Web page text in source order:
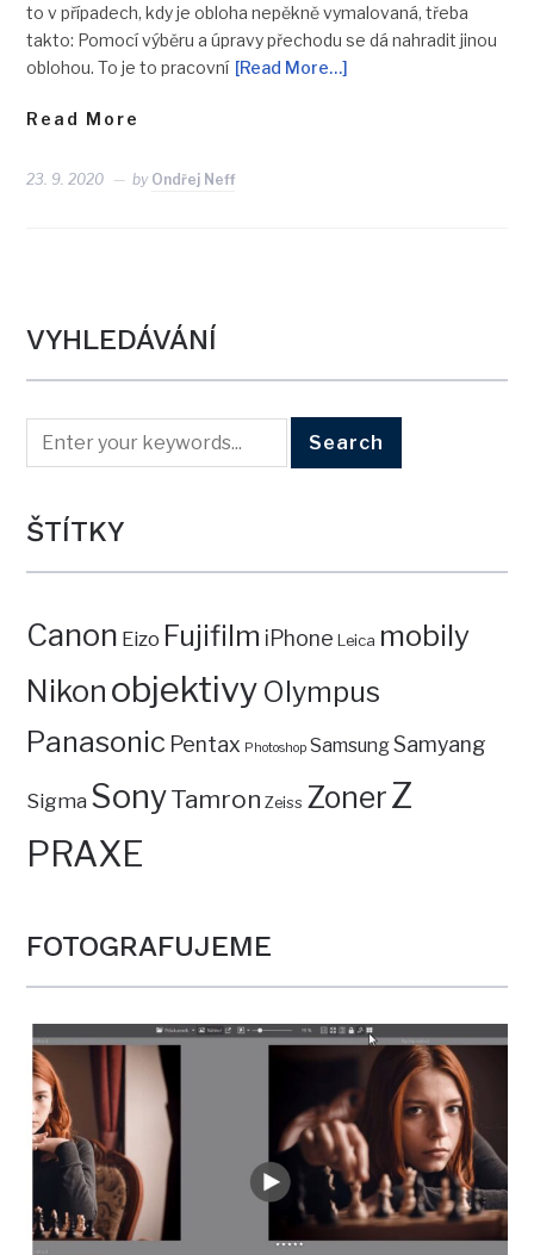
to v případech, kdy je obloha nepěkně vymalovaná, třeba
takto: Pomocí výběru a úpravy přechodu se dá nahradit jinou
oblohou. To je to pracovní [Read More…]
Read More
23. 9. 2020 by Ondřej Neff
VYHLEDÁVÁNÍ
ŠTÍTKY
Canon Eizo Fujifilm iPhone Leica mobily
Nikon objektivy Olympus
Panasonic Pentax Photoshop SamsungSamyang
Sigma SonyTamron Zeiss ZonerZ
PRAXE
FOTOGRAFUJEME